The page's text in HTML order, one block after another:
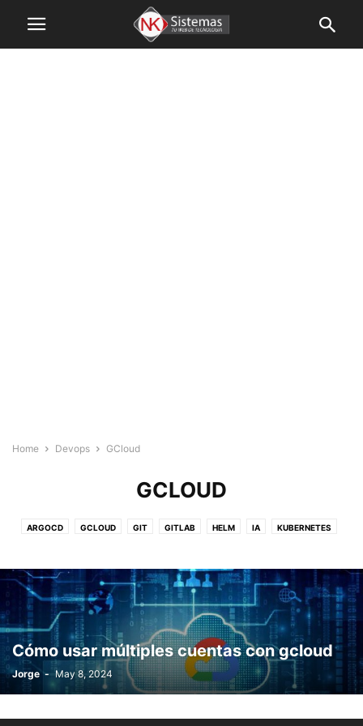
Home Devops GCloud
GCLOUD
ARGOCD GCLOUD GIT GITLAB HELM IA KUBERNETES
Cómo usar múltiples cuentas con gcloud
Jorge - May 8, 2024